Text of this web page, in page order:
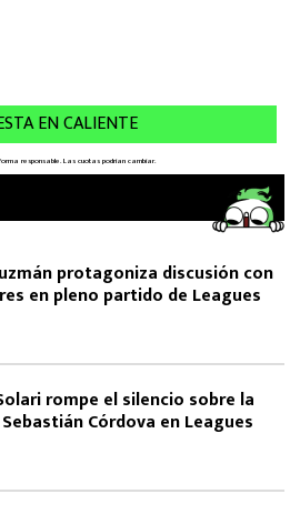
protagoniza discusión con
en pleno partido de Leagues
rompe el silencio sobre la
Córdova en Leagues